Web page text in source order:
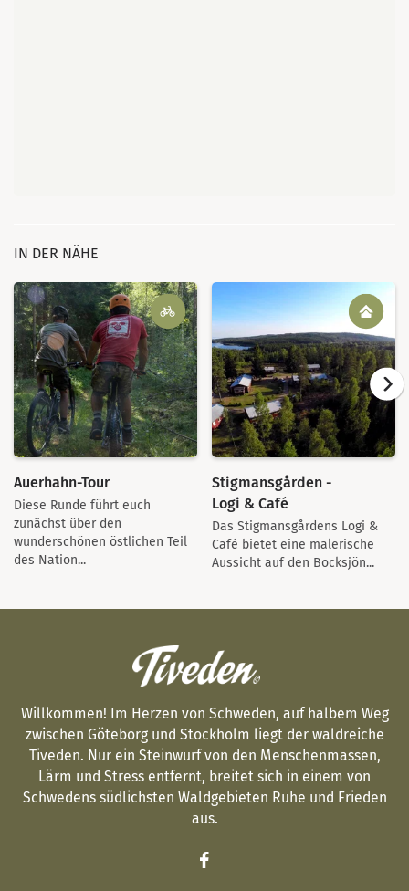
IN DER NÄHE
Auerhahn-Tour
Diese Runde führt euch
zunächst über den
wunderschönen östlichen Teil
des Nation...
Stigmansgården -
Logi & Café
Das Stigmansgårdens Logi &
Café bietet eine malerische
Aussicht auf den Bocksjön...
Willkommen! Im Herzen von Schweden, auf halbem Weg
zwischen Göteborg und Stockholm liegt der waldreiche
Tiveden. Nur ein Steinwurf von den Menschenmassen,
Lärm und Stress entfernt, breitet sich in einem von
Schwedens südlichsten Waldgebieten Ruhe und Frieden
aus.